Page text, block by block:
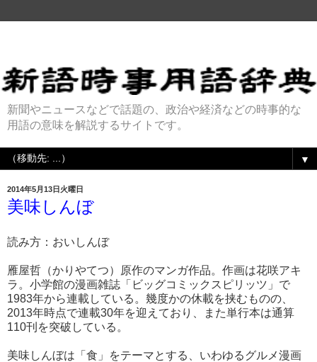
新聞やニュースなどで話題の、政治や経済などの時事的な
用語の意味を解説するサイトです。
▼
2014年5月13日火曜日
美味しんぼ
読み方：おいしんぼ
雁屋哲（かりやてつ）原作のマンガ作品。作画は花咲アキ
ラ。小学館の漫画雑誌「ビッグコミックスピリッツ」で
1983年から連載している。幾度かの休載を挟むものの、
2013年時点で連載30年を迎えており、また単行本は通算
110刊を突破している。
美味しんぼは「食」をテーマとする、いわゆるグルメ漫画